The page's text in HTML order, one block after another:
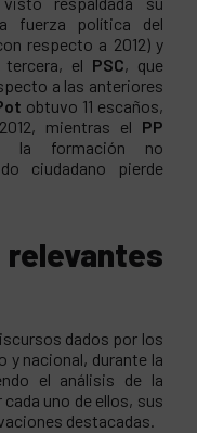
fuerza política del
respecto a 2012) y
el PSC, que
a las anteriores
obtuvo 11 escaños,
mientras el PP
la formación no
ciudadano pierde
dados por los
y nacional, durante la
el análisis de la
uno de ellos, sus
destacadas.